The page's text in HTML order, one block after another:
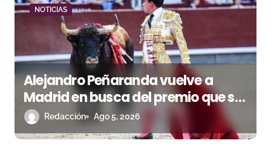
NOTICIAS
Alejandro Peñaranda vuelve a
Madrid en busca del premio que se
le escapó en junio
Redacción Ago 5, 2026